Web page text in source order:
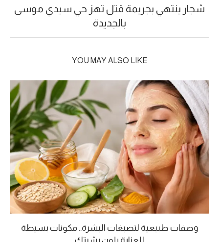
شجار ينتهي بجريمة قتل تهز حي سيدي موسى
بالجديدة
YOU MAY ALSO LIKE
وصفات طبيعية لتصبغات البشرة.. مكونات بسيطة